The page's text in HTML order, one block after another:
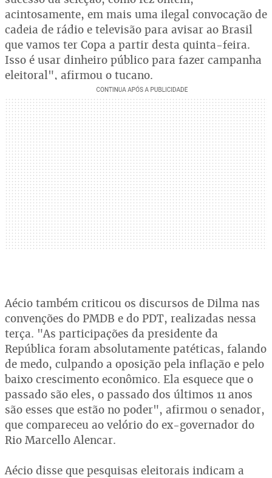
acintosamente, em mais uma ilegal convocação de
cadeia de rádio e televisão para avisar ao Brasil
que vamos ter Copa a partir desta quinta-feira.
Isso é usar dinheiro público para fazer campanha
eleitoral", afirmou o tucano.
Aécio também criticou os discursos de Dilma nas
convenções do PMDB e do PDT, realizadas nessa
terça. "As participações da presidente da
República foram absolutamente patéticas, falando
de medo, culpando a oposição pela inflação e pelo
baixo crescimento econômico. Ela esquece que o
passado são eles, o passado dos últimos 11 anos
são esses que estão no poder", afirmou o senador,
que compareceu ao velório do ex-governador do
Rio Marcello Alencar.
Aécio disse que pesquisas eleitorais indicam a